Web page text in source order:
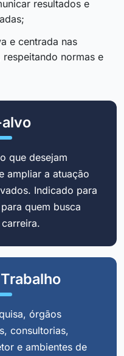
resultados e
e centrada nas
normas e
que desejam
ampliar a atuação
Indicado para
quem busca
órgãos
consultorias,
e ambientes de